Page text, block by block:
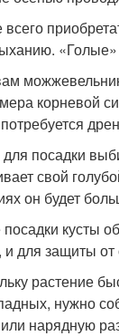
корневой
для посадки
свой
он будет
кусты
и для защиты от
растение
нужно
нарядную